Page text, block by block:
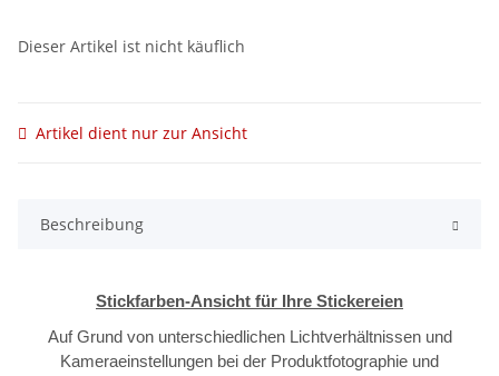
Dieser Artikel ist nicht käuflich
Artikel dient nur zur Ansicht
Beschreibung
Stickfarben-Ansicht für Ihre Stickereien
Auf Grund von unterschiedlichen Lichtverhältnissen und
Kameraeinstellungen bei der Produktfotographie und